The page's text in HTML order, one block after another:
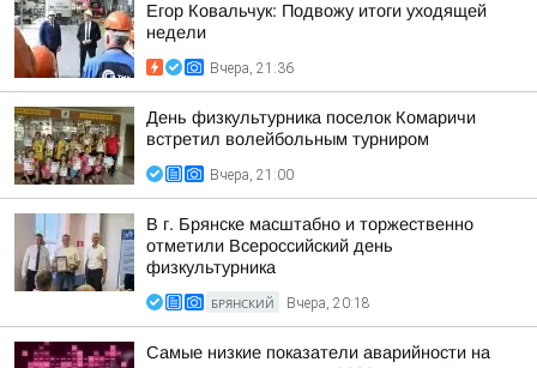
Егор Ковальчук: Подвожу итоги уходящей
недели
Вчера, 21:36
День физкультурника поселок Комаричи
встретил волейбольным турниром
Вчера, 21:00
В г. Брянске масштабно и торжественно
отметили Всероссийский день
физкультурника
БРЯНСКИЙ Вчера, 20:18
Самые низкие показатели аварийности на